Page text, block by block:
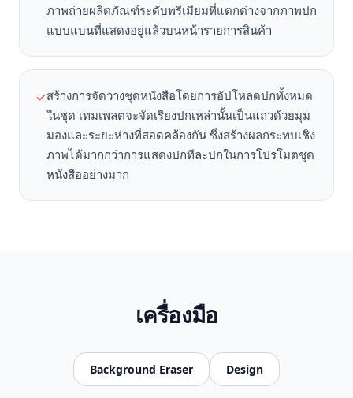
ภาพถ่ายผลิตภัณฑ์ระดับพรีเมียมที่แตกต่างจากภาพปก
แบบแบนที่แสดงอยู่แล้วบนหน้ารายการสินค้า
✓สร้างการจัดวางชุดหนังสือโดยการอัปโหลดปกทั้งหมด
ในชุด เทมเพลตจะจัดเรียงปกเหล่านั้นเป็นแถวด้วยมุม
มองและระยะห่างที่สอดคล้องกัน ซึ่งสร้างผลกระทบเชิง
ภาพได้มากกว่าการแสดงปกทีละปกในการโปรโมตชุด
หนังสืออย่างมาก
เครื่องมือ
Background Eraser Design